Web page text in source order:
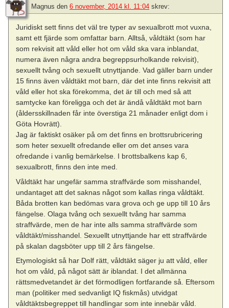
Magnus den 6 november, 2014 kl. 11:04 skrev:
Juridiskt sett finns det väl tre typer av sexualbrott mot vuxna,
samt ett fjärde som omfattar barn. Alltså, våldtäkt (som har
som rekvisit att våld eller hot om våld ska vara inblandat,
numera även några andra begreppsurholkande rekvisit),
sexuellt tvång och sexuellt utnyttjande. Vad gäller barn under
15 finns även våldtäkt mot barn, där det inte finns rekvisit att
våld eller hot ska förekomma, det är till och med så att
samtycke kan föreligga och det är ändå våldtäkt mot barn
(åldersskillnaden får inte överstiga 21 månader enligt dom i
Göta Hovrätt).
Jag är faktiskt osäker på om det finns en brottsrubricering
som heter sexuellt ofredande eller om det anses vara
ofredande i vanlig bemärkelse. I brottsbalkens kap 6,
sexualbrott, finns den inte med.
Våldtäkt har ungefär samma straffvärde som misshandel,
undantaget att det saknas något som kallas ringa våldtäkt.
Båda brotten kan bedömas vara grova och ge upp till 10 års
fängelse. Olaga tvång och sexuellt tvång har samma
straffvärde, men de har inte alls samma straffvärde som
våldtäkt/misshandel. Sexuellt utnyttjande har ett straffvärde
på skalan dagsböter upp till 2 års fängelse.
Etymologiskt så har Dolf rätt, våldtäkt säger ju att våld, eller
hot om våld, på något sätt är iblandat. I det allmänna
rättsmedvetandet är det förmodligen fortfarande så. Eftersom
man (politiker med sedvanligt IQ fiskmås) utvidgat
våldtäktsbegreppet till handlingar som inte innebär våld.